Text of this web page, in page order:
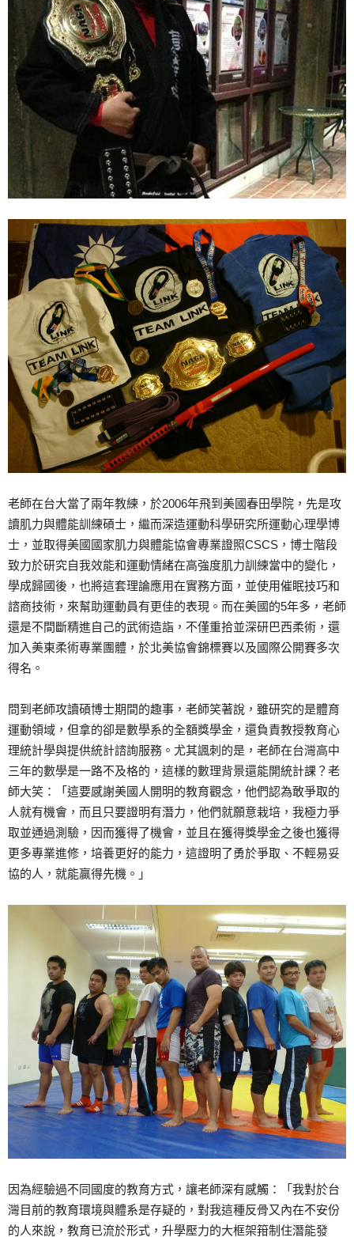
老師在台大當了兩年教練，於2006年飛到美國春田學院，先是攻
讀肌力與體能訓練碩士，繼而深造運動科學研究所運動心理學博
士，並取得美國國家肌力與體能協會專業證照CSCS，博士階段
致力於研究自我效能和運動情緒在高強度肌力訓練當中的變化，
學成歸國後，也將這套理論應用在實務方面，並使用催眠技巧和
諮商技術，來幫助運動員有更佳的表現。而在美國的5年多，老師
還是不間斷精進自己的武術造詣，不僅重拾並深研巴西柔術，還
加入美東柔術專業團體，於北美協會錦標賽以及國際公開賽多次
得名。
問到老師攻讀碩博士期間的趣事，老師笑著說，雖研究的是體育
運動領域，但拿的卻是數學系的全額獎學金，還負責教授教育心
理統計學與提供統計諮詢服務。尤其諷刺的是，老師在台灣高中
三年的數學是一路不及格的，這樣的數理背景還能開統計課？老
師大笑：「這要感謝美國人開明的教育觀念，他們認為敢爭取的
人就有機會，而且只要證明有潛力，他們就願意栽培，我極力爭
取並通過測驗，因而獲得了機會，並且在獲得獎學金之後也獲得
更多專業進修，培養更好的能力，這證明了勇於爭取、不輕易妥
協的人，就能贏得先機。」
因為經驗過不同國度的教育方式，讓老師深有感觸：「我對於台
灣目前的教育環境與體系是存疑的，對我這種反骨又內在不安份
的人來說，教育已流於形式，升學壓力的大框架箝制住潛能發